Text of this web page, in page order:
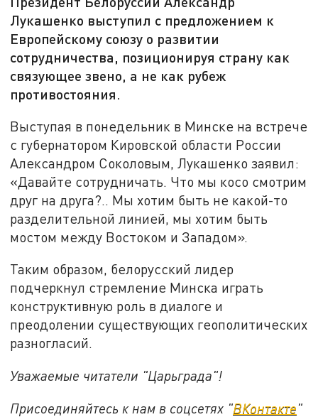
Лукашенко выступил с предложением к
Европейскому союзу о развитии
сотрудничества, позиционируя страну как
связующее звено, а не как рубеж
противостояния.
Выступая в понедельник в Минске на встрече
с губернатором Кировской области России
Александром Соколовым, Лукашенко заявил:
«Давайте сотрудничать. Что мы косо смотрим
друг на друга?.. Мы хотим быть не какой-то
разделительной линией, мы хотим быть
мостом между Востоком и Западом».
Таким образом, белорусский лидер
подчеркнул стремление Минска играть
конструктивную роль в диалоге и
преодолении существующих геополитических
разногласий.
Уважаемые читатели "Царьграда"!
Присоединяйтесь к нам в соцсетях "ВКонтакте"